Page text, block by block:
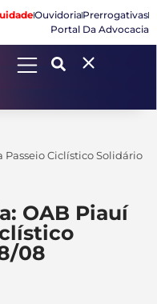
OuvidoriaPrerrogativas
Portal Da Advocacia
Passeio Ciclístico Solidário
OAB Piauí
08